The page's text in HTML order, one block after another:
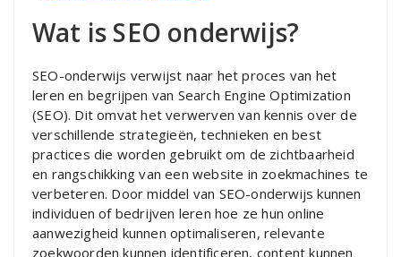
Wat is SEO onderwijs?
SEO-onderwijs verwijst naar het proces van het
leren en begrijpen van Search Engine Optimization
(SEO). Dit omvat het verwerven van kennis over de
verschillende strategieën, technieken en best
practices die worden gebruikt om de zichtbaarheid
en rangschikking van een website in zoekmachines te
verbeteren. Door middel van SEO-onderwijs kunnen
individuen of bedrijven leren hoe ze hun online
aanwezigheid kunnen optimaliseren, relevante
zoekwoorden kunnen identificeren, content kunnen